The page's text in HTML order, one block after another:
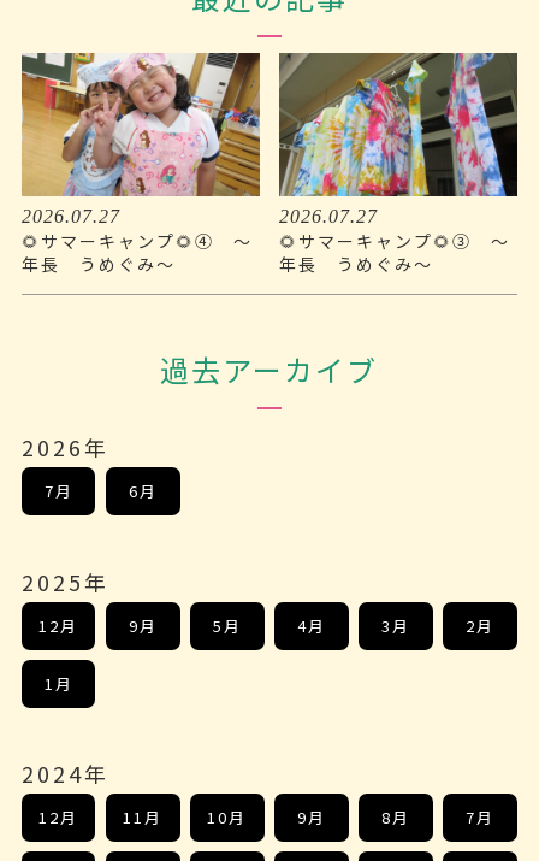
2026.07.27
🌻サマーキャンプ🌻④ ～
年長 うめぐみ～
2026.07.27
🌻サマーキャンプ🌻③ ～
年長 うめぐみ～
過去アーカイブ
2026年
7月 6月
2025年
12月 9月 5月 4月 3月 2月
1月
2024年
12月 11月 10月 9月 8月 7月